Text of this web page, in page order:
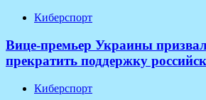
Киберспорт
Вице-премьер Украины
прекратить поддержку
Киберспорт